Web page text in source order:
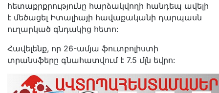
հետաքրքրությունը հարձակվողի հանդեպ ավելի
է մեծացել Իտալիայի հավաքականի դարպասն
ուղարկած գնդակից հետո:
Հավելենք, որ 26-ամյա ֆուտբոլիստի
տրանսֆերը գնահատվում է 7.5 մլն եվրո: